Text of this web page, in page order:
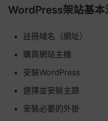
WordPress架站基本
註冊域名（網址）
購買網站主機
安裝WordPress
選擇並安裝主題
安裝必要的外掛